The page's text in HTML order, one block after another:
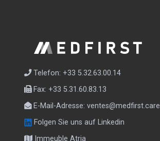
Telefon: +33 5.32.63.00.14
Fax: +33 5.31.60.83.13
E-Mail-Adresse:ventes@medfirst.care
Folgen Sie uns auf Linkedin
Immeuble Atria